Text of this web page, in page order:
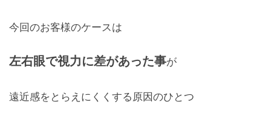
今回のお客様のケースは
左右眼で視力に差があった事が
遠近感をとらえにくくする原因のひとつ